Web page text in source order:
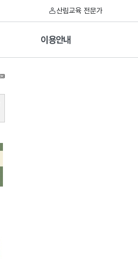
산림교육 전문가
이용안내